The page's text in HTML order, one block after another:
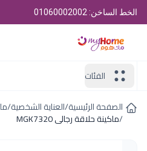
الخط الساخن: 01060002002
الفئات
الصفحة الرئيسية/العناية الشخصية/
/ماكينة حلاقة رجالى MGK7320